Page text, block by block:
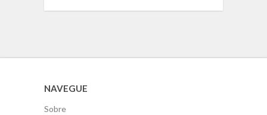
NAVEGUE
Sobre